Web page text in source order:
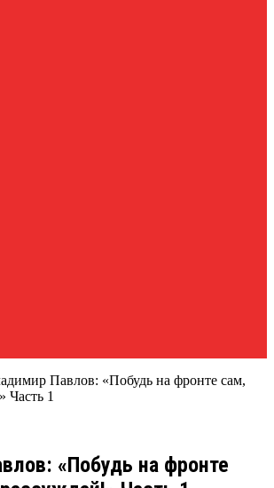
Павлов: «Побудь на фронте сам,
Часть 1
«Побудь на фронте